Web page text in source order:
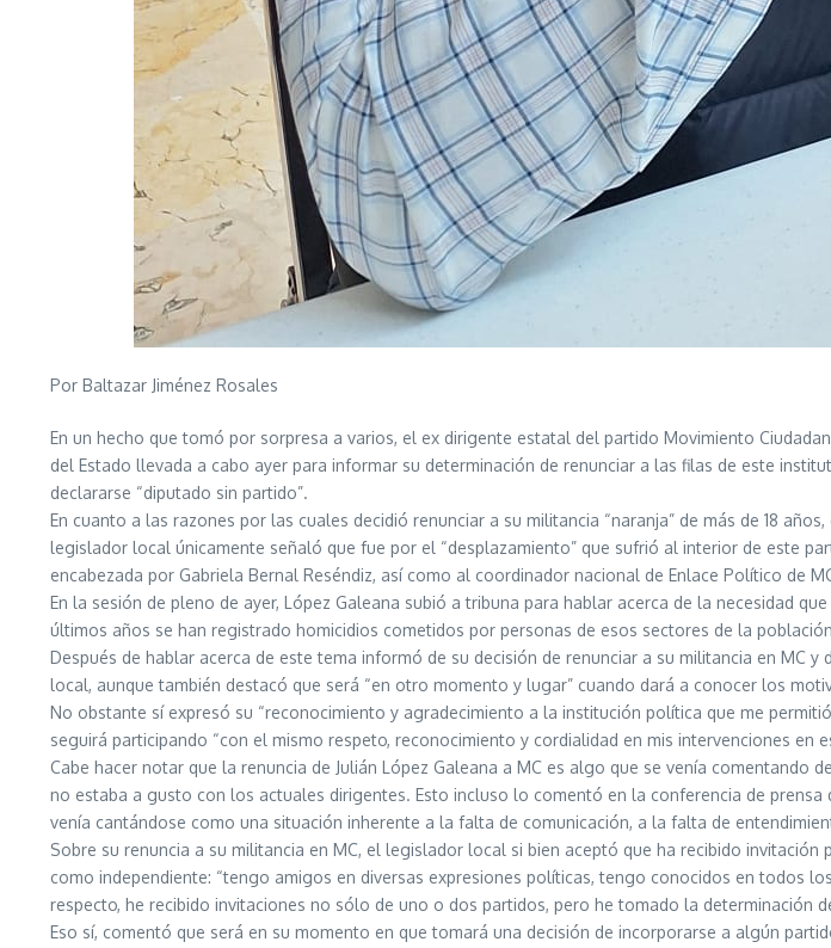
Por Baltazar Jiménez Rosales
En un hecho que tomó por sorpresa a varios, el ex dirigente estatal del partido Movimiento
del Estado llevada a cabo ayer para informar su determinación de renunciar a las filas de este
declararse “diputado sin partido”.
En cuanto a las razones por las cuales decidió renunciar a su militancia “naranja” de más de 18
legislador local únicamente señaló que fue por el “desplazamiento” que sufrió al interior de este
encabezada por Gabriela Bernal Reséndiz, así como al coordinador nacional de Enlace Político de
En la sesión de pleno de ayer, López Galeana subió a tribuna para hablar acerca de la necesidad
últimos años se han registrado homicidios cometidos por personas de esos sectores de la
Después de hablar acerca de este tema informó de su decisión de renunciar a su militancia en
local, aunque también destacó que será “en otro momento y lugar” cuando dará a conocer los
No obstante sí expresó su “reconocimiento y agradecimiento a la institución política que me
seguirá participando “con el mismo respeto, reconocimiento y cordialidad en mis intervenciones en
Cabe hacer notar que la renuncia de Julián López Galeana a MC es algo que se venía
no estaba a gusto con los actuales dirigentes. Esto incluso lo comentó en la conferencia de
venía cantándose como una situación inherente a la falta de comunicación, a la falta de
Sobre su renuncia a su militancia en MC, el legislador local si bien aceptó que ha recibido
como independiente: “tengo amigos en diversas expresiones políticas, tengo conocidos en todos
respecto, he recibido invitaciones no sólo de uno o dos partidos, pero he tomado la determinación
Eso sí, comentó que será en su momento en que tomará una decisión de incorporarse a algún